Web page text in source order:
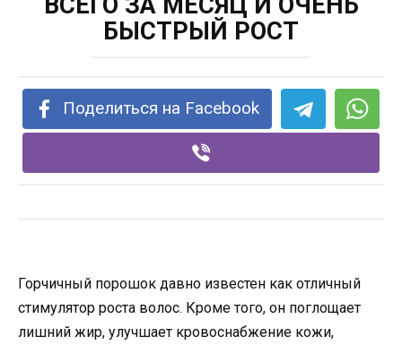
БЫСТРЫЙ РОСТ
Поделиться на Facebook
Горчичный порошок давно известен как отличный
стимулятор роста волос. Кроме того, он поглощает
лишний жир, улучшает кровоснабжение кожи,